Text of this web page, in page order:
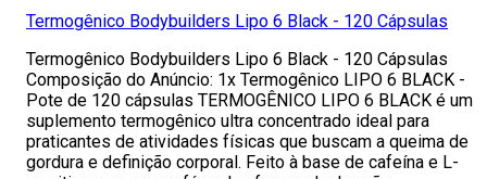
Termogênico Bodybuilders Lipo 6 Black - 120 Cápsulas
Termogênico Bodybuilders Lipo 6 Black - 120 Cápsulas
Composição do Anúncio: 1x Termogênico LIPO 6 BLACK -
Pote de 120 cápsulas TERMOGÊNICO LIPO 6 BLACK é um
suplemento termogênico ultra concentrado ideal para
praticantes de atividades físicas que buscam a queima de
gordura e definição corporal. Feito à base de cafeína e L-